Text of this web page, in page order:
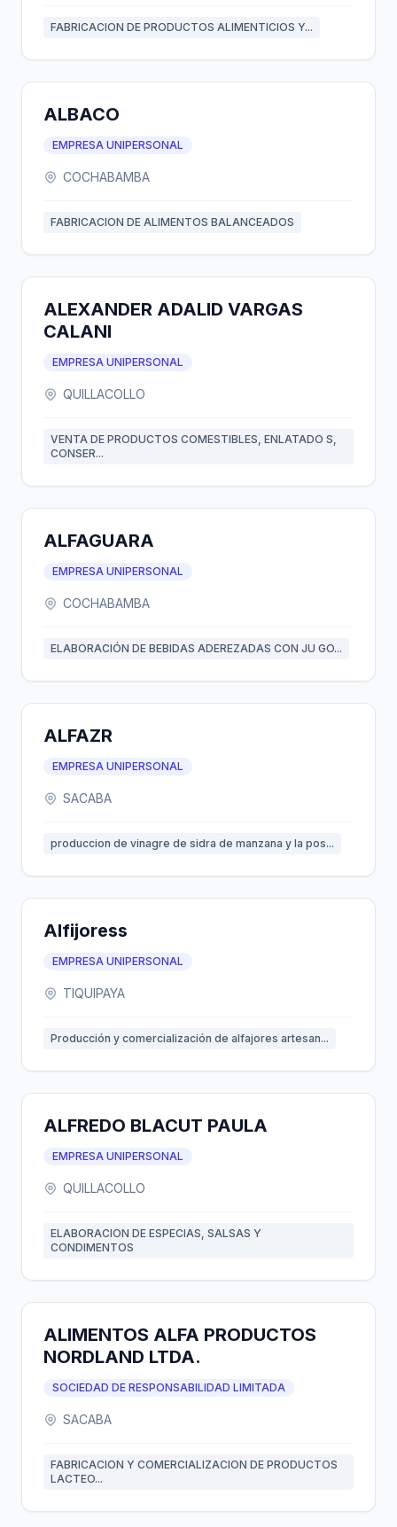
FABRICACION DE PRODUCTOS ALIMENTICIOS Y...
ALBACO
EMPRESA UNIPERSONAL
COCHABAMBA
FABRICACION DE ALIMENTOS BALANCEADOS
ALEXANDER ADALID VARGAS
CALANI
EMPRESA UNIPERSONAL
QUILLACOLLO
VENTA DE PRODUCTOS COMESTIBLES, ENLATADO S,
CONSER...
ALFAGUARA
EMPRESA UNIPERSONAL
COCHABAMBA
ELABORACIÓN DE BEBIDAS ADEREZADAS CON JU GO...
ALFAZR
EMPRESA UNIPERSONAL
SACABA
produccion de vinagre de sidra de manzana y la pos...
Alfijoress
EMPRESA UNIPERSONAL
TIQUIPAYA
Producción y comercialización de alfajores artesan...
ALFREDO BLACUT PAULA
EMPRESA UNIPERSONAL
QUILLACOLLO
ELABORACION DE ESPECIAS, SALSAS Y
CONDIMENTOS
ALIMENTOS ALFA PRODUCTOS
NORDLAND LTDA.
SOCIEDAD DE RESPONSABILIDAD LIMITADA
SACABA
FABRICACION Y COMERCIALIZACION DE PRODUCTOS
LACTEO...